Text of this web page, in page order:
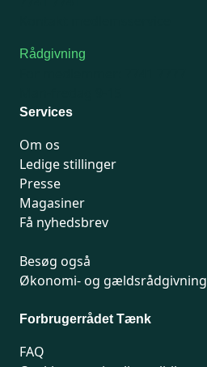
Rådgivning
Services
Om os
Ledige stillinger
Presse
Magasiner
Få nyhedsbrev
Besøg også
Økonomi- og gældsrådgivning
Forbrugerrådet Tænk
FAQ